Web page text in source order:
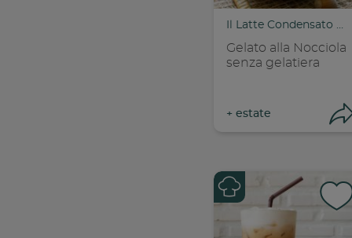
Il Latte Condensato Nestlé
Gelato alla Nocciola
senza gelatiera
+ estate